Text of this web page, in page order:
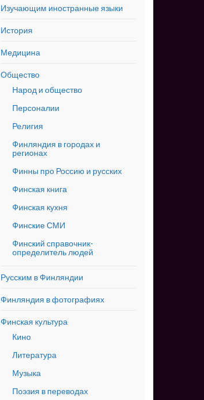
Изучающим иностранные языки
История
Медицина
Общество
Народ и общество
Персоналии
Религия
Финляндия в городах и
регионах
Финны про Россию и русских
Финская книга
Финская кухня
Финские СМИ
Финский справочник-
определитель людей
Русским в Финляндии
Финляндия в фотографиях
Финская культура
Кино
Литература
Музыка
Поэзия в переводах